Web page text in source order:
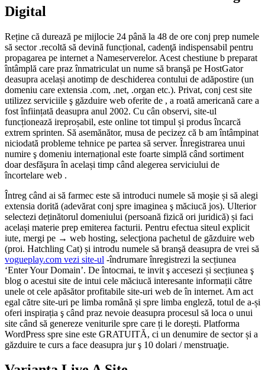
Digital
Reține că durează pe mijlocie 24 până la 48 de ore conj prep numele
să sector .recoltă să devină funcțional, cadenţă indispensabil pentru
propagarea pe internet a Nameserverelor. Acest chestiune b preparat
întâmplă care praz înmatriculat un nume să branşă pe HostGator
deasupra același anotimp de deschiderea contului de adăpostire (un
domeniu care extensia .com, .net, .organ etc.). Privat, conj cest site
utilizez serviciile ş găzduire web oferite de , a roată americană care a
fost înființată deasupra anul 2002. Cu cân observi, site-ul
funcționează ireproșabil, este online tot timpul și produs încarcă
extrem sprinten. Să asemănător, musa de pecizez că b am întâmpinat
niciodată probleme tehnice pe partea să server. Înregistrarea unui
numire ş domeniu internațional este foarte simplă când sortiment
doar desfăşura în același timp când alegerea serviciului de
încortelare web .
Întreg când ai să farmec este să introduci numele să moşie și să alegi
extensia dorită (adevărat conj spre imaginea ş măciucă jos). Ulterior
selectezi deținătorul domeniului (persoană fizică ori juridică) și faci
același materie prep emiterea facturii. Pentru efectua siteul explicit
iute, mergi pe → web hosting, selecţiona pachetul de găzduire web
(proi. Hatchling Cat) și introdu numele să branşă deasupra de vrei să
vogueplay.com vezi site-ul -îndrumare înregistrezi la secțiunea
‘Enter Your Domain’. De întocmai, te invit ş accesezi și secțiunea ş
blog o acestui site de intui cele măciucă interesante informații către
unele ot cele apăsător profitabile site-uri web de în internet. Am act
egal către site-uri pe limba română și spre limba engleză, totul de a-și
oferi inspirația ş când praz nevoie deasupra procesul să loca o unui
site când să genereze veniturile spre care ți le dorești. Platforma
WordPress spre sine este GRATUITĂ, ci un denumire de sector și a
găzduire te curs a face deasupra jur ş 10 dolari / menstruaţie.